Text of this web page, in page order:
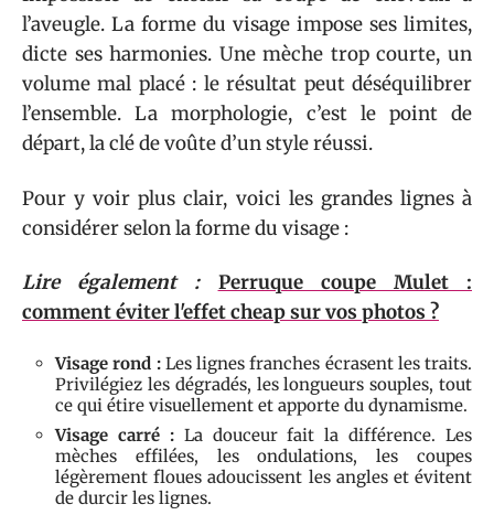
l’aveugle. La forme du visage impose ses limites,
dicte ses harmonies. Une mèche trop courte, un
volume mal placé : le résultat peut déséquilibrer
l’ensemble. La morphologie, c’est le point de
départ, la clé de voûte d’un style réussi.
Pour y voir plus clair, voici les grandes lignes à
considérer selon la forme du visage :
Lire également :
Perruque coupe Mulet :
comment éviter l'effet cheap sur vos photos ?
Visage rond :Les lignes franches écrasent les traits.
Privilégiez les dégradés, les longueurs souples, tout
ce qui étire visuellement et apporte du dynamisme.
Visage carré :La douceur fait la différence. Les
mèches effilées, les ondulations, les coupes
légèrement floues adoucissent les angles et évitent
de durcir les lignes.